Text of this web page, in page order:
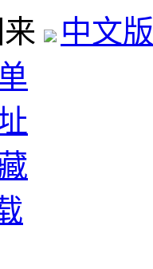
中文版